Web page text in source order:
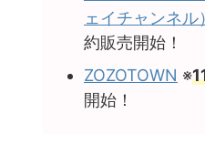
ェイチャンネル）
約販売開始！
ZOZOTOWN ※
開始！